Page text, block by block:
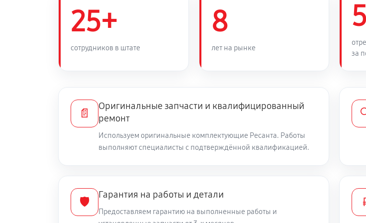
Замена силового трансформаторного реле
Ремонт корпуса стабилизатора (вмятины, трещины)
Замена кнопок и переключателей
25+
сотрудников в штате
8
лет на рынке
за
📄
Оригинальные запчасти и квалифицированный
ремонт
Используем оригинальные комплектующие Ресанта. Работы
выполняют специалисты с подтверждённой квалификацией.
🛡️
Гарантия на работы и детали
Предоставляем гарантию на выполненные работы и